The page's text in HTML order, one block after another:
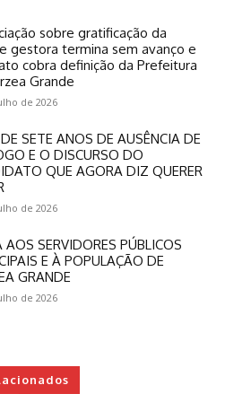
sobre gratificação da
gestora termina sem avanço e
cobra definição da Prefeitura
Grande
de 2026
SETE ANOS DE AUSÊNCIA DE
E O DISCURSO DO
QUE AGORA DIZ QUERER
de 2026
SERVIDORES PÚBLICOS
E À POPULAÇÃO DE
GRANDE
de 2026